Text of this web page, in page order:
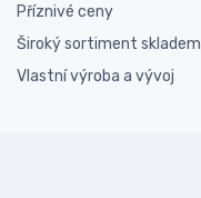
Příznivé ceny
Široký sortiment skladem
Vlastní výroba a vývoj